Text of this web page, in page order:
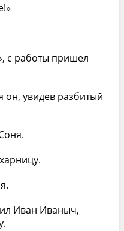
с работы пришел
он, увидев разбитый
Иван Иваныч,